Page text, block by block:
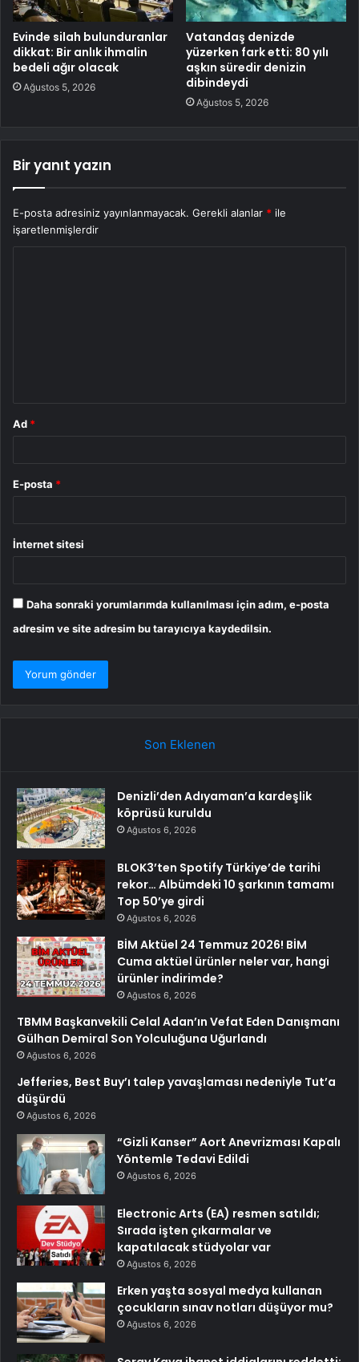
Evinde silah bulunduranlar
dikkat: Bir anlık ihmalin
bedeli ağır olacak
Ağustos 5, 2026
Vatandaş denizde
yüzerken fark etti: 80 yılı
aşkın süredir denizin
dibindeydi
Ağustos 5, 2026
Bir yanıt yazın
E-posta adresiniz yayınlanmayacak. Gerekli alanlar * ile
işaretlenmişlerdir
Ad *
E-posta *
İnternet sitesi
Daha sonraki yorumlarımda kullanılması için adım, e-posta
adresim ve site adresim bu tarayıcıya kaydedilsin.
Son Eklenen
Denizli’den Adıyaman’a kardeşlik
köprüsü kuruldu
Ağustos 6, 2026
BLOK3’ten Spotify Türkiye’de tarihi
rekor… Albümdeki 10 şarkının tamamı
Top 50’ye girdi
Ağustos 6, 2026
BİM Aktüel 24 Temmuz 2026! BİM
Cuma aktüel ürünler neler var, hangi
ürünler indirimde?
Ağustos 6, 2026
TBMM Başkanvekili Celal Adan’ın Vefat Eden Danışmanı
Gülhan Demiral Son Yolculuğuna Uğurlandı
Ağustos 6, 2026
Jefferies, Best Buy’ı talep yavaşlaması nedeniyle Tut’a
düşürdü
Ağustos 6, 2026
“Gizli Kanser” Aort Anevrizması Kapalı
Yöntemle Tedavi Edildi
Ağustos 6, 2026
Electronic Arts (EA) resmen satıldı;
Sırada işten çıkarmalar ve
kapatılacak stüdyolar var
Ağustos 6, 2026
Erken yaşta sosyal medya kullanan
çocukların sınav notları düşüyor mu?
Ağustos 6, 2026